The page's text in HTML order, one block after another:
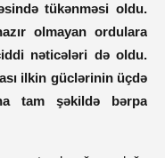
tükənməsi oldu.
olmayan ordulara
nəticələri də oldu.
ilkin güclərinin üçdə
tam şəkildə bərpa